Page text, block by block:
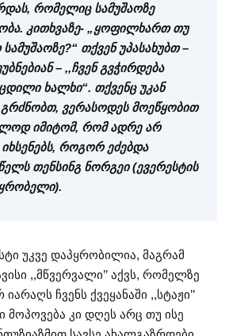
რომელიც სამუშაოზე
კითხვაზე- „ყოფილხართ თუ
თქვენ უპასახუბთ –
– ,,ჩვენ გვჭირდება
ხალხი“. თქვენც უკან
ვერასოდეს მოეწყობით
იმიტომ, რომ ადრე არ
იხსენებს, როგორ ეძებდა
თენსინგ ნორგეი (ევერესტის
უკვე დაპყრობილია, მაგრამ
,,მწვერვალი’’ აქვს, რომელზე
ჩვენს ქვეყანაში ,,სტაჟი’’
მოპოვება კი დღეს არც თუ ისე